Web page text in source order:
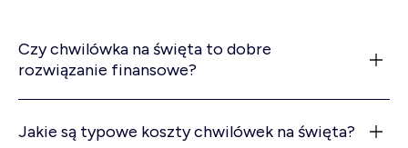
Czy chwilówka na święta to dobre
rozwiązanie finansowe?
Jakie są typowe koszty chwilówek na święta?